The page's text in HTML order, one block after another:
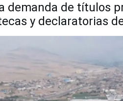
demanda de títulos
y declaratorias